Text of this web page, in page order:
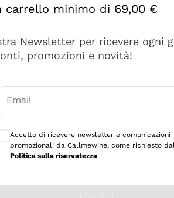
carrello minimo di 69,00 €
Newsletter per ricevere ogni
promozioni e novità!
Email
Accetto di ricevere newsletter e comunicazioni
promozionali da Callmewine, come richiesto
Politica sulla riservatezza